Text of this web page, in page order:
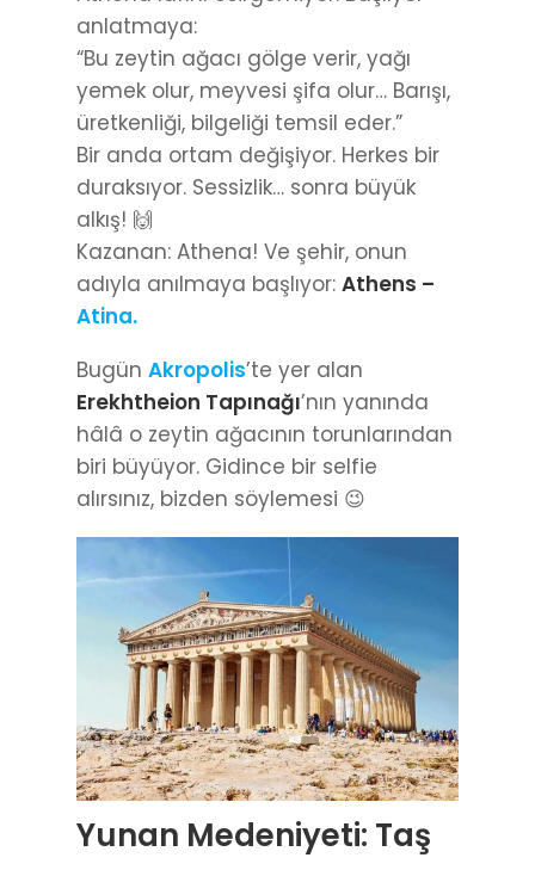
anlatmaya:
“Bu zeytin ağacı gölge verir, yağı
yemek olur, meyvesi şifa olur… Barışı,
üretkenliği, bilgeliği temsil eder.”
Bir anda ortam değişiyor. Herkes bir
duraksıyor. Sessizlik… sonra büyük
alkış! 🙌
Kazanan: Athena! Ve şehir, onun
adıyla anılmaya başlıyor: Athens –
Atina.
Bugün Akropolis’te yer alan
Erekhtheion Tapınağı’nın yanında
hâlâ o zeytin ağacının torunlarından
biri büyüyor. Gidince bir selfie
alırsınız, bizden söylemesi 😉
Yunan Medeniyeti: Taş